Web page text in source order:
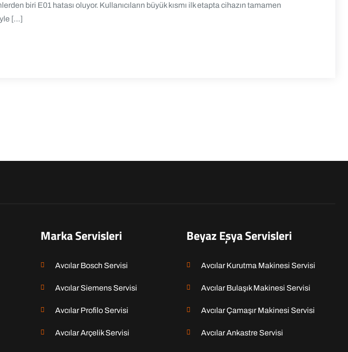
biri E01 hatası oluyor. Kullanıcıların büyük kısmı ilk etapta cihazın tamamen
[…]
Marka Servisleri
Avcılar Bosch Servisi
Avcılar Siemens Servisi
Avcılar Profilo Servisi
Avcılar Arçelik Servisi
Beyaz Eşya Servisleri
Avcılar Kurutma Makinesi Servisi
Avcılar Bulaşık Makinesi Servisi
Avcılar Çamaşır Makinesi Servisi
Avcılar Ankastre Servisi